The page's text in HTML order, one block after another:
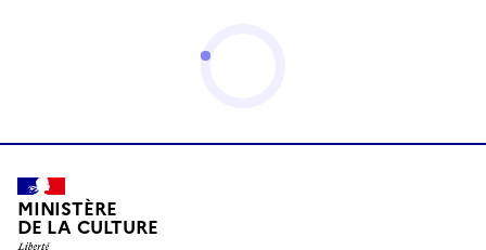
MINISTÈRE
DE LA CULTURE